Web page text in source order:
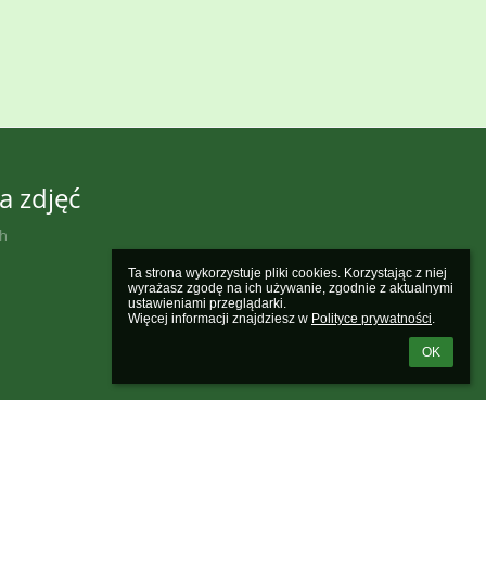
Ta strona wykorzystuje pliki cookies. Korzystając z niej
wyrażasz zgodę na ich używanie, zgodnie z aktualnymi
ustawieniami przeglądarki.
Więcej informacji znajdziesz w Polityce prywatności.
OK
zdjęć